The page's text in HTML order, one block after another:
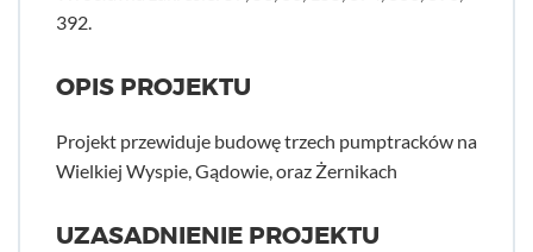
392.
OPIS PROJEKTU
Projekt przewiduje budowę trzech pumptracków na
Wielkiej Wyspie, Gądowie, oraz Żernikach
UZASADNIENIE PROJEKTU